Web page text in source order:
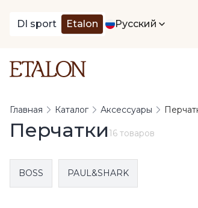
DI sport Etalon Русский
Главная Каталог Аксессуары
Перчатки16 товаров
BOSS PAUL&SHARK